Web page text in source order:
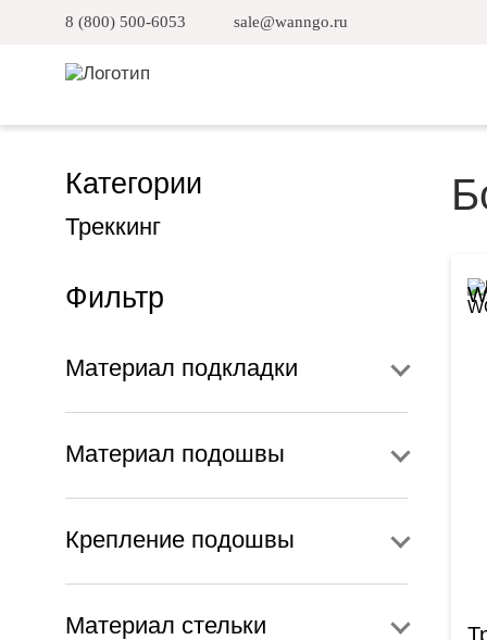
8 (800) 500-6053 sale@wanngo.ru
Категории
Треккинг
Фильтр
Материал подкладки
Материал подошвы
Крепление подошвы
Материал стельки